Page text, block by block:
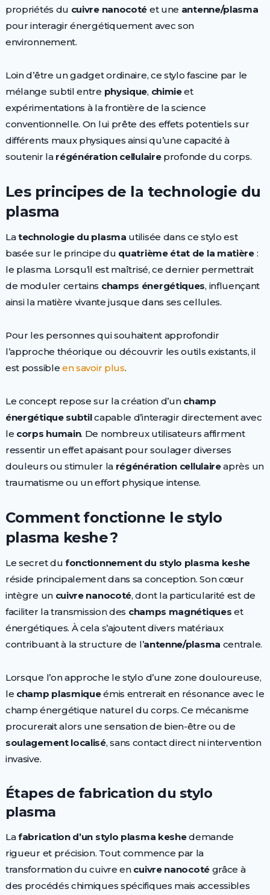
propriétés du cuivre nanocoté et une antenne/plasma
pour interagir énergétiquement avec son
environnement.
Loin d’être un gadget ordinaire, ce stylo fascine par le
mélange subtil entre physique, chimieet
expérimentations à la frontière de la science
conventionnelle. On lui prête des effets potentiels sur
différents maux physiques ainsi qu’une capacité à
soutenir la régénération cellulaireprofonde du corps.
Les principes de la technologie du
plasma
Latechnologie du plasma utilisée dans ce stylo est
basée sur le principe du quatrième état de la matière:
le plasma. Lorsqu’il est maîtrisé, ce dernier permettrait
de moduler certains champs énergétiques, influençant
ainsi la matière vivante jusque dans ses cellules.
Pour les personnes qui souhaitent approfondir
l’approche théorique ou découvrir les outils existants, il
est possibleen savoir plus.
Le concept repose sur la création d’un champ
énergétique subtilcapable d’interagir directement avec
le corps humain. De nombreux utilisateurs affirment
ressentir un effet apaisant pour soulager diverses
douleurs ou stimuler la régénération cellulaireaprès un
traumatisme ou un effort physique intense.
Comment fonctionne le stylo
plasma keshe ?
Le secret dufonctionnement du stylo plasma keshe
réside principalement dans sa conception. Son cœur
intègre un cuivre nanocoté, dont la particularité est de
faciliter la transmission des champs magnétiques et
énergétiques. À cela s’ajoutent divers matériaux
contribuant à la structure de l’antenne/plasma centrale.
Lorsque l’on approche le stylo d’une zone douloureuse,
le champ plasmiqueémis entrerait en résonance avec le
champ énergétique naturel du corps. Ce mécanisme
procurerait alors une sensation de bien-être ou de
soulagement localisé, sans contact direct ni intervention
invasive.
Étapes de fabrication du stylo
plasma
Lafabrication d’un stylo plasma keshedemande
rigueur et précision. Tout commence par la
transformation du cuivre en cuivre nanocotégrâce à
des procédés chimiques spécifiques mais accessibles